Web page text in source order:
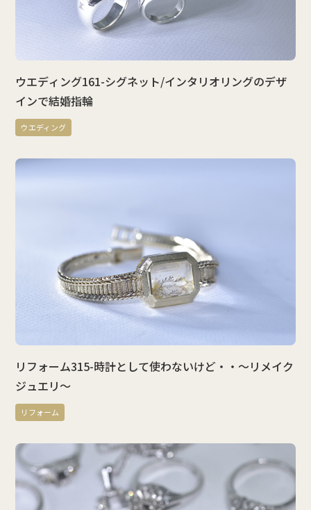
ウエディング161-シグネット/インタリオリングのデザ
インで結婚指輪
ウエディング
リフォーム315-時計として使わないけど・・～リメイク
ジュエリ～
リフォーム